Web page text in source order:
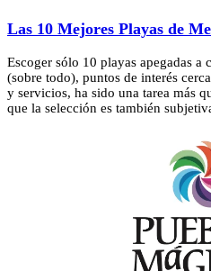
Las 10 Mejores Playas de
Escoger sólo 10 playas apegadas a
(sobre todo), puntos de interés
y servicios, ha sido una tarea más
que la selección es también